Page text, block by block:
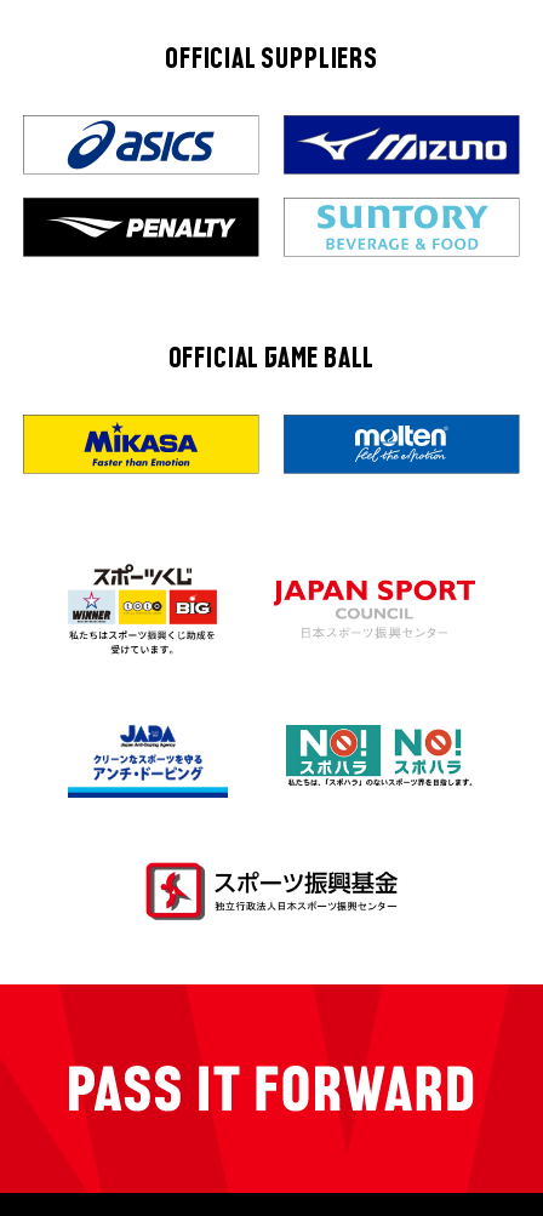
OFFICIAL SUPPLIERS
OFFICIAL GAME BALL